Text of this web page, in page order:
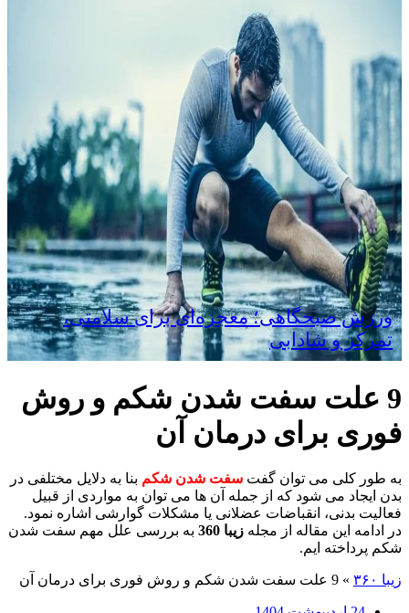
ورزش صبحگاهی؛ معجزه‌ای برای سلامتی،
تمرکز و شادابی
9 علت سفت شدن شکم و روش
فوری برای درمان آن
به طور کلی می توان گفت سفت شدن شکم بنا به دلایل مختلفی در
بدن ایجاد می شود که از جمله آن ها می توان به مواردی از قبیل
فعالیت بدنی، انقباضات عضلانی یا مشکلات گوارشی اشاره نمود.
در ادامه این مقاله از مجله زیبا 360
به بررسی علل مهم سفت شدن
شکم پرداخته ایم.
زیبا ۳۶۰ » 9 علت سفت شدن شکم و روش فوری برای درمان آن